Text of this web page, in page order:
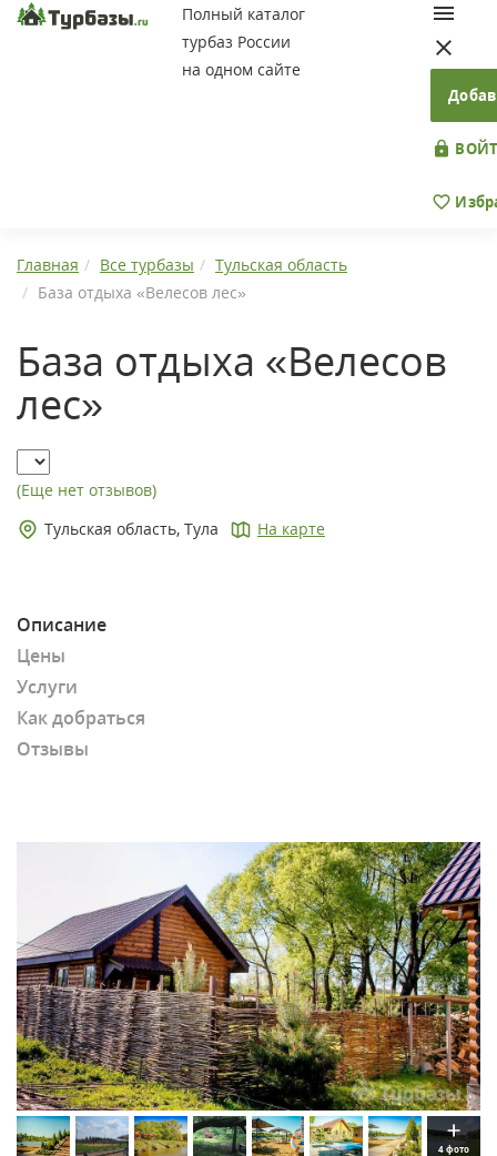
Полный каталог
турбаз России
на одном сайте
Главная Все турбазы
Тульская область
База отдыха «Велесов лес»
База отдыха «Велесов
лес»
(Еще нет отзывов)
Тульская область, Тула
На карте
Описание
Цены
Услуги
Как добраться
Отзывы
4 фото